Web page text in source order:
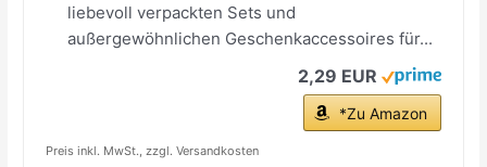
liebevoll verpackten Sets und
außergewöhnlichen Geschenkaccessoires für...
2,29 EUR
*Zu Amazon
Preis inkl. MwSt., zzgl. Versandkosten